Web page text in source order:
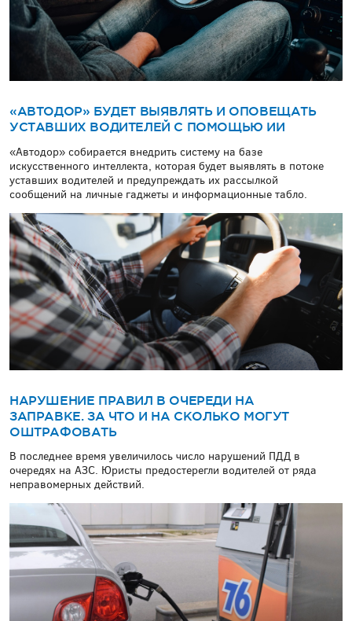
«АВТОДОР» БУДЕТ ВЫЯВЛЯТЬ И ОПОВЕЩАТЬ
УСТАВШИХ ВОДИТЕЛЕЙ С ПОМОЩЬЮ ИИ
«Автодор» собирается внедрить систему на базе
искусственного интеллекта, которая будет выявлять в потоке
уставших водителей и предупреждать их рассылкой
сообщений на личные гаджеты и информационные табло.
НАРУШЕНИЕ ПРАВИЛ В ОЧЕРЕДИ НА
ЗАПРАВКЕ. ЗА ЧТО И НА СКОЛЬКО МОГУТ
ОШТРАФОВАТЬ
В последнее время увеличилось число нарушений ПДД в
очередях на АЗС. Юристы предостерегли водителей от ряда
неправомерных действий.